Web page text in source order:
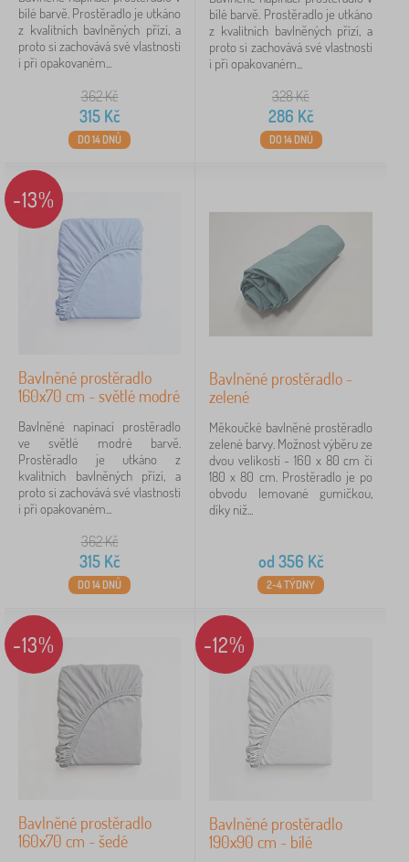
bílé barvě. Prostěradlo je utkáno
z kvalitních bavlněných přízí, a
proto si zachovává své vlastnosti
i při opakovaném...
362Kč
315Kč
DO 14 DNŮ
bílé barvě. Prostěradlo je utkáno
z kvalitních bavlněných přízí, a
proto si zachovává své vlastnosti
i při opakovaném...
328Kč
286 Kč
DO 14 DNŮ
-13%
Bavlněné prostěradlo
160x70 cm - světlé modré
Bavlněné napínací prostěradlo
ve světlé modré barvě.
Prostěradlo je utkáno z
kvalitních bavlněných přízí, a
proto si zachovává své vlastnosti
i při opakovaném...
362Kč
315Kč
DO 14 DNŮ
Bavlněné prostěradlo -
zelené
Měkoučké bavlněné prostěradlo
zelené barvy. Možnost výběru ze
dvou velikostí - 160 x 80 cm či
180 x 80 cm. Prostěradlo je po
obvodu lemované gumičkou,
díky niž...
od 356 Kč
2-4 TÝDNY
-13%
Bavlněné prostěradlo
160x70 cm - šedé
-12%
Bavlněné prostěradlo
190x90 cm - bílé